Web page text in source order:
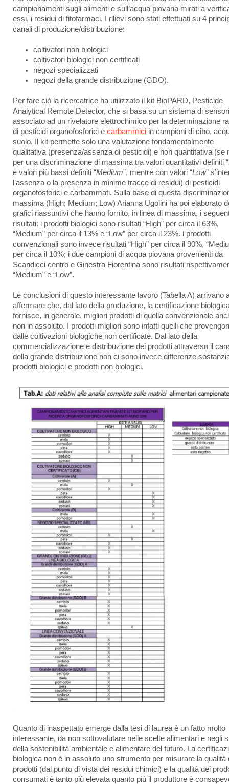
campionamenti sugli alimenti e sull’acqua piovana mirati a
essi, i residui di fitofarmaci. I rilievi sono stati effettuati su 4
canali di produzione/distribuzione:
coltivatori non biologici
coltivatori biologici non certificati
negozi specializzati
negozi della grande distribuzione (GDO).
Per fare ciò la ricercatrice ha utilizzato il kit BioPARD, Pesticide
Analytical Remote Detector, che si basa su un sistema di sensori
associato ad un rivelatore elettrochimico per la determinazione
di pesticidi organofosforici e carbammici in campioni di cibo,
suolo. Il kit permette solo una valutazione fondamentalmente
qualitativa (presenza/assenza di pesticidi) e non quantitativa (se
per una discriminazione di massima tra valori quantitativi definiti “
e valori più bassi definiti “Medium”, mentre con valori “Low”
l’assenza o la presenza in minime tracce di residui) di pesticidi
organofosforici e carbammati. Sulla base di questa
massima (High; Medium; Low) Arianna Ugolini ha poi elaborato
grafici riassuntivi che hanno fornito, in linea di massima, i
risultati: i prodotti biologici sono risultati “High” per circa il 63%,
“Medium” per circa il 13% e “Low” per circa il 23%. i prodotti
convenzionali sono invece risultati “High” per circa il 90%,
per circa il 10%; i due campioni di acqua piovana provenienti da
Scandicci centro e Ginestra Fiorentina sono risultati
“Medium” e “Low”.
Le conclusioni di questo interessante lavoro (Tabella A) arrivano
affermare che, dal lato della produzione, la certificazione
fornisce, in generale, migliori prodotti di quella convenzionale
non in assoluto. I prodotti migliori sono infatti quelli che
dalle coltivazioni biologiche non certificate. Dal lato della
commercializzazione e distribuzione dei prodotti attraverso il
della grande distribuzione non ci sono invece differenze
prodotti biologici e prodotti non biologici.
Quanto di inaspettato emerge dalla tesi di laurea è un fatto molto
interessante, da non sottovalutare nelle scelte alimentari e negli
della sostenibilità ambientale e alimentare del futuro. La
biologica non è in assoluto uno strumento per misurare la qualità
prodotti (dal punto di vista dei residui chimici) e la qualità dei
consumati è tanto più elevata quanto più il produttore è